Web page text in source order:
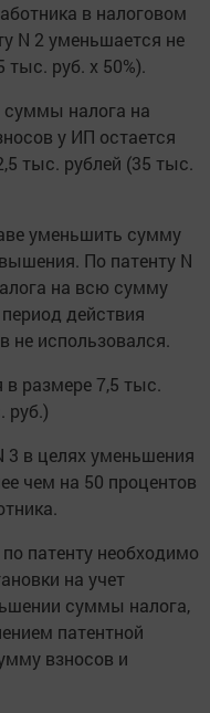
в налоговом
N 2 уменьшается не
тыс. руб. x 50%).
суммы налога на
у ИП остается
тыс. рублей (35 тыс.
уменьшить сумму
По патенту N
на всю сумму
действия
не использовался.
размере 7,5 тыс.
руб.)
3 в целях уменьшения
чем на 50 процентов
патенту необходимо
на учет
суммы налога,
патентной
взносов и